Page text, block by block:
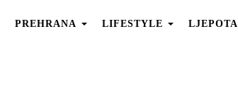
PREHRANA LIFESTYLE LJEPOTA